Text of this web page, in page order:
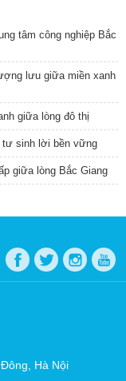
tâm công nghiệp Bắc
lưu giữa miền xanh
giữa lòng đô thị
tư sinh lời bền vững
giữa lòng Bắc Giang
Hà Nội